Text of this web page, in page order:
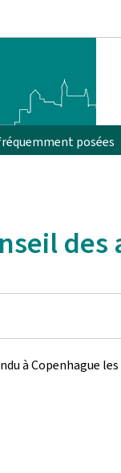
posées
des
à Copenhague